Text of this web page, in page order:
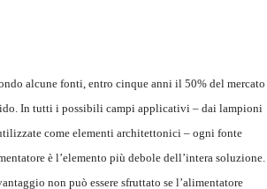
alcune fonti, entro cinque anni il 50% del mercato
In tutti i possibili campi applicativi – dai lampioni
come elementi architettonici – ogni fonte
è l’elemento più debole dell’intera soluzione.
non può essere sfruttato se l’alimentatore